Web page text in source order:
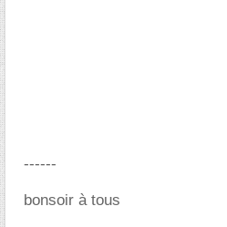
------
bonsoir à tous